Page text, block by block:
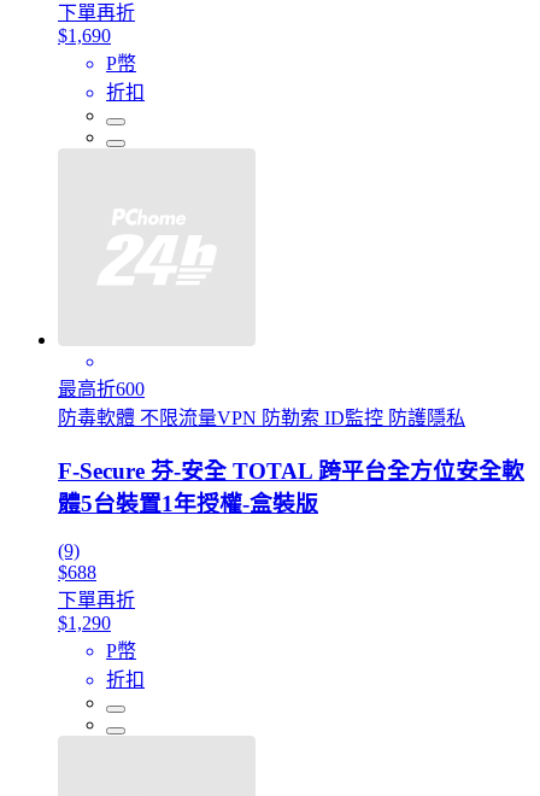
下單再折
$1,690
P幣
折扣
最高折600
防毒軟體 不限流量VPN 防勒索 ID監控 防護隱私
F-Secure 芬-安全 TOTAL 跨平台全方位安全軟
體5台裝置1年授權-盒裝版
(9)
$688
下單再折
$1,290
P幣
折扣